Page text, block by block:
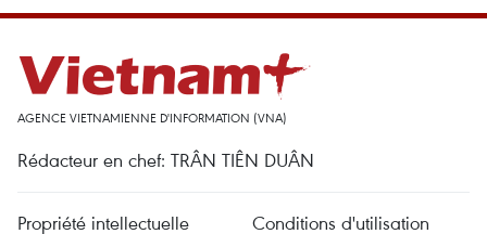
AGENCE VIETNAMIENNE D'INFORMATION (VNA)
Rédacteur en chef: TRÂN TIÊN DUÂN
Propriété intellectuelle Conditions d'utilisation